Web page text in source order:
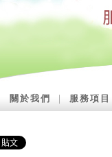
關於我們 服務項目